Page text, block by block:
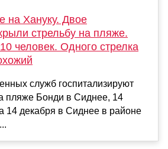
на Хануку. Двое
стрельбу на пляже.
человек. Одного стрелка
служб госпитализируют
пляже Бонди в Сиднее, 14
14 декабря в Сиднее в районе